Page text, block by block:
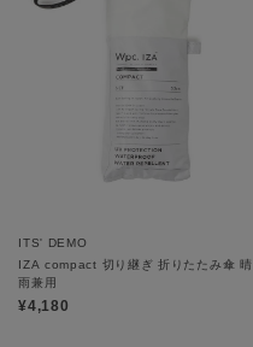
ITS' DEMO
IZA compact 切り継ぎ 折りたたみ傘 晴
雨兼用
¥4,180